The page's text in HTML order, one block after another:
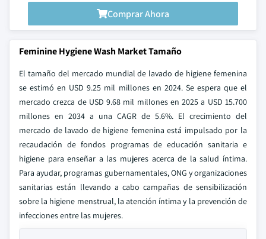
Comprar Ahora
Feminine Hygiene Wash Market Tamaño
El tamaño del mercado mundial de lavado de higiene femenina
se estimó en USD 9.25 mil millones en 2024. Se espera que el
mercado crezca de USD 9.68 mil millones en 2025 a USD 15.700
millones en 2034 a una CAGR de 5.6%. El crecimiento del
mercado de lavado de higiene femenina está impulsado por la
recaudación de fondos programas de educación sanitaria e
higiene para enseñar a las mujeres acerca de la salud íntima.
Para ayudar, programas gubernamentales, ONG y organizaciones
sanitarias están llevando a cabo campañas de sensibilización
sobre la higiene menstrual, la atención íntima y la prevención de
infecciones entre las mujeres.